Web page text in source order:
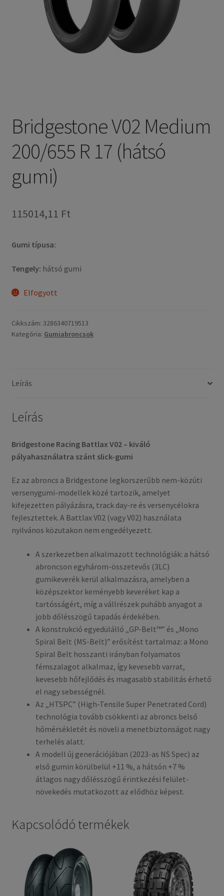
Bridgestone V02 Medium
200/655 R 17 (hátsó
gumi)
115014,11 Ft
Gumi típusa:
Tengely: hátsó gumi
Elfogyott
Cikkszám: 3286340719513
Kategória: Gumiabroncsok
Leírás
Leírás
Bridgestone Racing Battlax V02 – kiváló
pályahasználatra szánt slick-gumi
Ez az abroncs a Bridgestone legkorszerűbb nem-közúti
versenygumi-modellek közé tartozik, amelyet
kifejezetten pályázásra, track day-re és versenycélokra
fejlesztettek. A Battlax V02 (vagy V02) használata
nyilvános közutakon nem engedélyezett.
A szerkezetben alkalmazott technológiák: a hátsó
abroncson egy­három-összetevős (3LC)
gumikeverék kerül alkalmazásra, amelyben a
középszektor keményebb keveréket kap a
tartósságért, míg a vállrészek puhább anyagot a
jobb dőlésszögű tapadás érdekében.
A konstrukció egyedülálló „GP-Belt™” és „Mono
Spiral Belt (MS-Belt)” erősítést tartalmaz: a Mono
Spiral Belt hosszanti irányban folyamatos
fémszalagot alkalmaz, így kevesebb varrat,
kevesebb hőfejlődés és magasabb stabilitás érhető
el nagy sebességnél.
Az „HTSPC” (High-Tensile Super Penetrated Cord)
technológia tovább csökkenti az abroncs belső
hőmérsékletét és növeli a menetbiztonságot nagy
terhelés alatt.
A modell új generációjában (2023-as NS Spec) az
első gumin körülbelül +11 %, a hátsón +7 %
átlagos nagy dőlésszögű érintkezési felület-
növekedés mutatkozott az elődhöz képest.
Kapcsolódó termékek